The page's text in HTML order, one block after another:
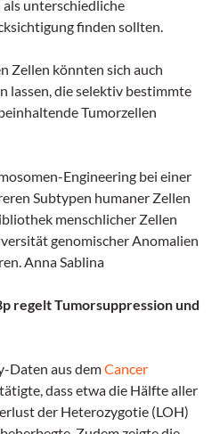
unterschiedliche
finden sollten.
Zellen könnten sich auch
lassen, die selektiv bestimmte
Tumorzellen
Engineering bei einer
Subtypen humaner Zellen
menschlicher Zellen
genomischer Anomalien
Anna Sablina
regelt Tumorsuppression und
Daten aus demCancer
dass etwa die Hälfte aller
der Heterozygotie (LOH)